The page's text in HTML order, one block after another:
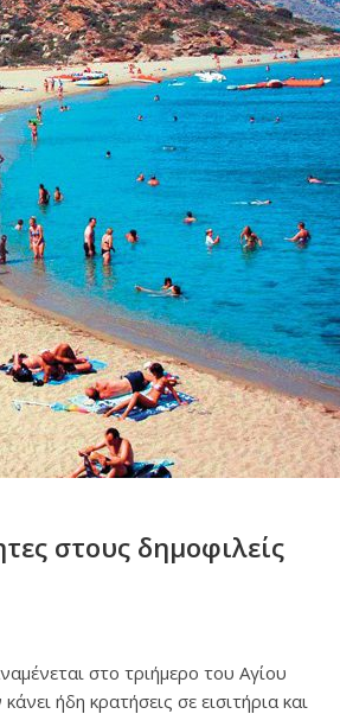
στους δημοφιλείς
στο τριήμερο του Αγίου
ήδη κρατήσεις σε εισιτήρια και